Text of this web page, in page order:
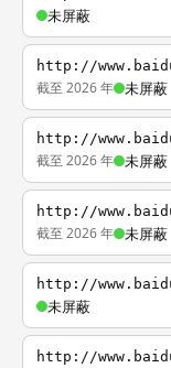
未屏蔽
http://
截至 2026 年 未屏蔽
http://
截至 2026 年 未屏蔽
http://
截至 2026 年 未屏蔽
http://
未屏蔽
http://